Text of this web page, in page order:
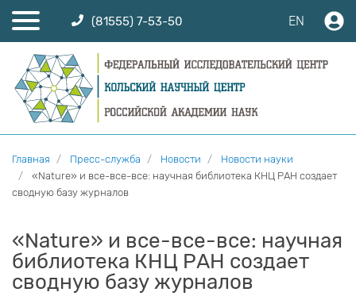
(81555) 7-53-50 EN
Главная Пресс-служба Новости
Новости науки
«Nature» и все-все-все: научная библиотека КНЦ РАН создает
сводную базу журналов
«Nature» и все-все-все: научная
библиотека КНЦ РАН создает
сводную базу журналов